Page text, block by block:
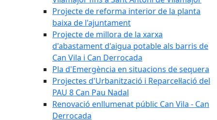
Projecte de reforma interior de la planta
baixa de l'ajuntament
Projecte de millora de la xarxa
d'abastament d'aigua potable als barris de
Can Vila i Can Derrocada
Pla d'Emergència en situacions de sequera
Projectes d'Urbanització i Reparcel·lació del
PAU 8 Can Pau Nadal
Renovació enllumenat públic Can Vila - Can
Derrocada